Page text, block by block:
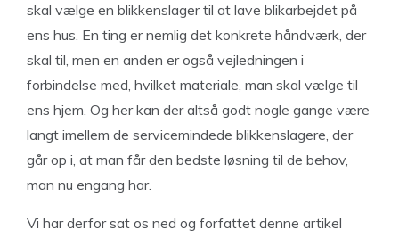
skal vælge en blikkenslager til at lave blikarbejdet på
ens hus. En ting er nemlig det konkrete håndværk, der
skal til, men en anden er også vejledningen i
forbindelse med, hvilket materiale, man skal vælge til
ens hjem. Og her kan der altså godt nogle gange være
langt imellem de servicemindede blikkenslagere, der
går op i, at man får den bedste løsning til de behov,
man nu engang har.
Vi har derfor sat os ned og forfattet denne artikel